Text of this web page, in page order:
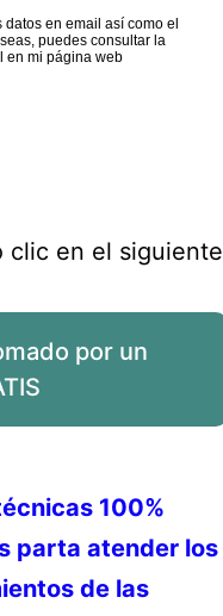
en email así como el
puedes consultar la
en mi página web
clic en el siguiente
por un
100%
parta atender los
de las